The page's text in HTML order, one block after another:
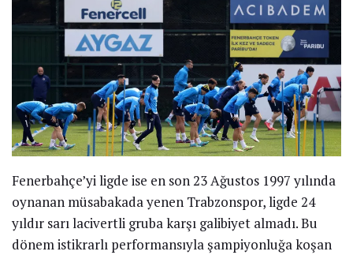
Fenerbahçe’yi ligde ise en son 23 Ağustos 1997 yılında
oynanan müsabakada yenen Trabzonspor, ligde 24
yıldır sarı lacivertli gruba karşı galibiyet almadı. Bu
dönem istikrarlı performansıyla şampiyonluğa koşan